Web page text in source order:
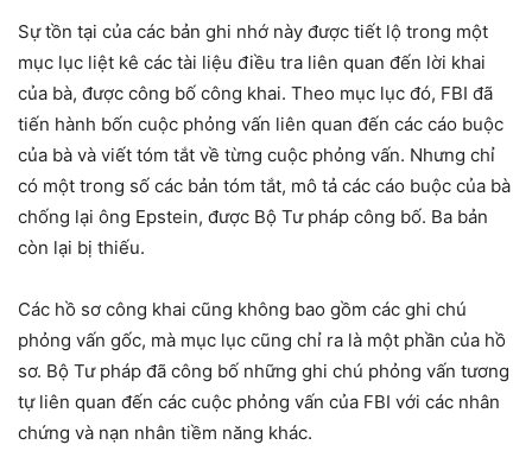
Sự tồn tại của các bản ghi nhớ này được tiết lộ trong một
mục lục liệt kê các tài liệu điều tra liên quan đến lời khai
của bà, được công bố công khai. Theo mục lục đó, FBI đã
tiến hành bốn cuộc phỏng vấn liên quan đến các cáo buộc
của bà và viết tóm tắt về từng cuộc phỏng vấn. Nhưng chỉ
có một trong số các bản tóm tắt, mô tả các cáo buộc của bà
chống lại ông Epstein, được Bộ Tư pháp công bố. Ba bản
còn lại bị thiếu.
Các hồ sơ công khai cũng không bao gồm các ghi chú
phỏng vấn gốc, mà mục lục cũng chỉ ra là một phần của hồ
sơ. Bộ Tư pháp đã công bố những ghi chú phỏng vấn tương
tự liên quan đến các cuộc phỏng vấn của FBI với các nhân
chứng và nạn nhân tiềm năng khác.